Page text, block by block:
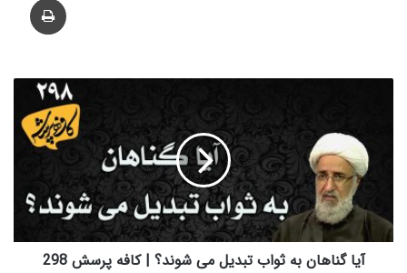
آیا
تبدیل
شوند؟
|
کافه
پرسشآیا گناهان به ثواب تبدیل می شوند؟ | کافه پرسش 298